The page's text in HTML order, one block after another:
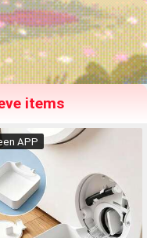
items
APP